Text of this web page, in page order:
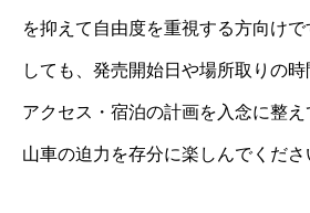
を抑えて自由度を重視する方向け
しても、発売開始日や場所取りの時
アクセス・宿泊の計画を入念に整
山車の迫力を存分に楽しんでくださ